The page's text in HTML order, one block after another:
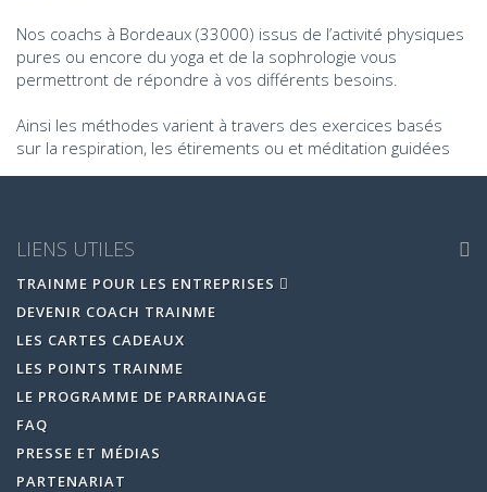
Nos coachs à Bordeaux (33000) issus de l’activité physiques
pures ou encore du yoga et de la sophrologie vous
permettront de répondre à vos différents besoins.
Ainsi les méthodes varient à travers des exercices basés
sur la respiration, les étirements ou et méditation guidées
LIENS UTILES
TRAINME POUR LES ENTREPRISES
DEVENIR COACH TRAINME
LES CARTES CADEAUX
LES POINTS TRAINME
LE PROGRAMME DE PARRAINAGE
FAQ
PRESSE ET MÉDIAS
PARTENARIAT